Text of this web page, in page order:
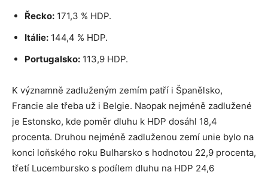
Řecko: 171,3 % HDP.
Itálie: 144,4 % HDP.
Portugalsko: 113,9 HDP.
K významně zadluženým zemím patří i Španělsko,
Francie ale třeba už i Belgie. Naopak nejméně zadlužené
je Estonsko, kde poměr dluhu k HDP dosáhl 18,4
procenta. Druhou nejméně zadluženou zemí unie bylo na
konci loňského roku Bulharsko s hodnotou 22,9 procenta,
třetí Lucembursko s podílem dluhu na HDP 24,6